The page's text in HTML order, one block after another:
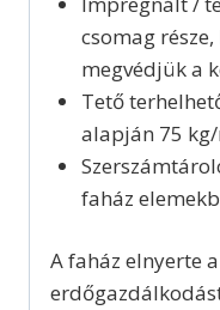
csomag
megvédjük a
Tető
alapján 75
faház
A faház elnyerte